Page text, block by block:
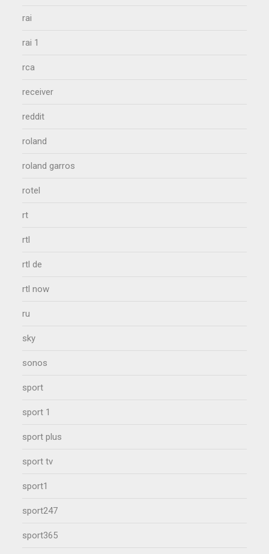
rai
rai 1
rca
receiver
reddit
roland
roland garros
rotel
rt
rtl
rtl de
rtl now
ru
sky
sonos
sport
sport 1
sport plus
sport tv
sport1
sport247
sport365